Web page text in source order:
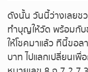
หวยหุ้นรัสเซีย
หวยหุ้นอินเดีย
หวยหุ้นดาวโจนส์
ดังนั้น วันนี้ว่างเลยช
ทำบุญให้วัด พร้อมกับ
ให้โชคมาแล้ว ทีนี้ขอ
บาท ไปแลกเปลี่ยนเ